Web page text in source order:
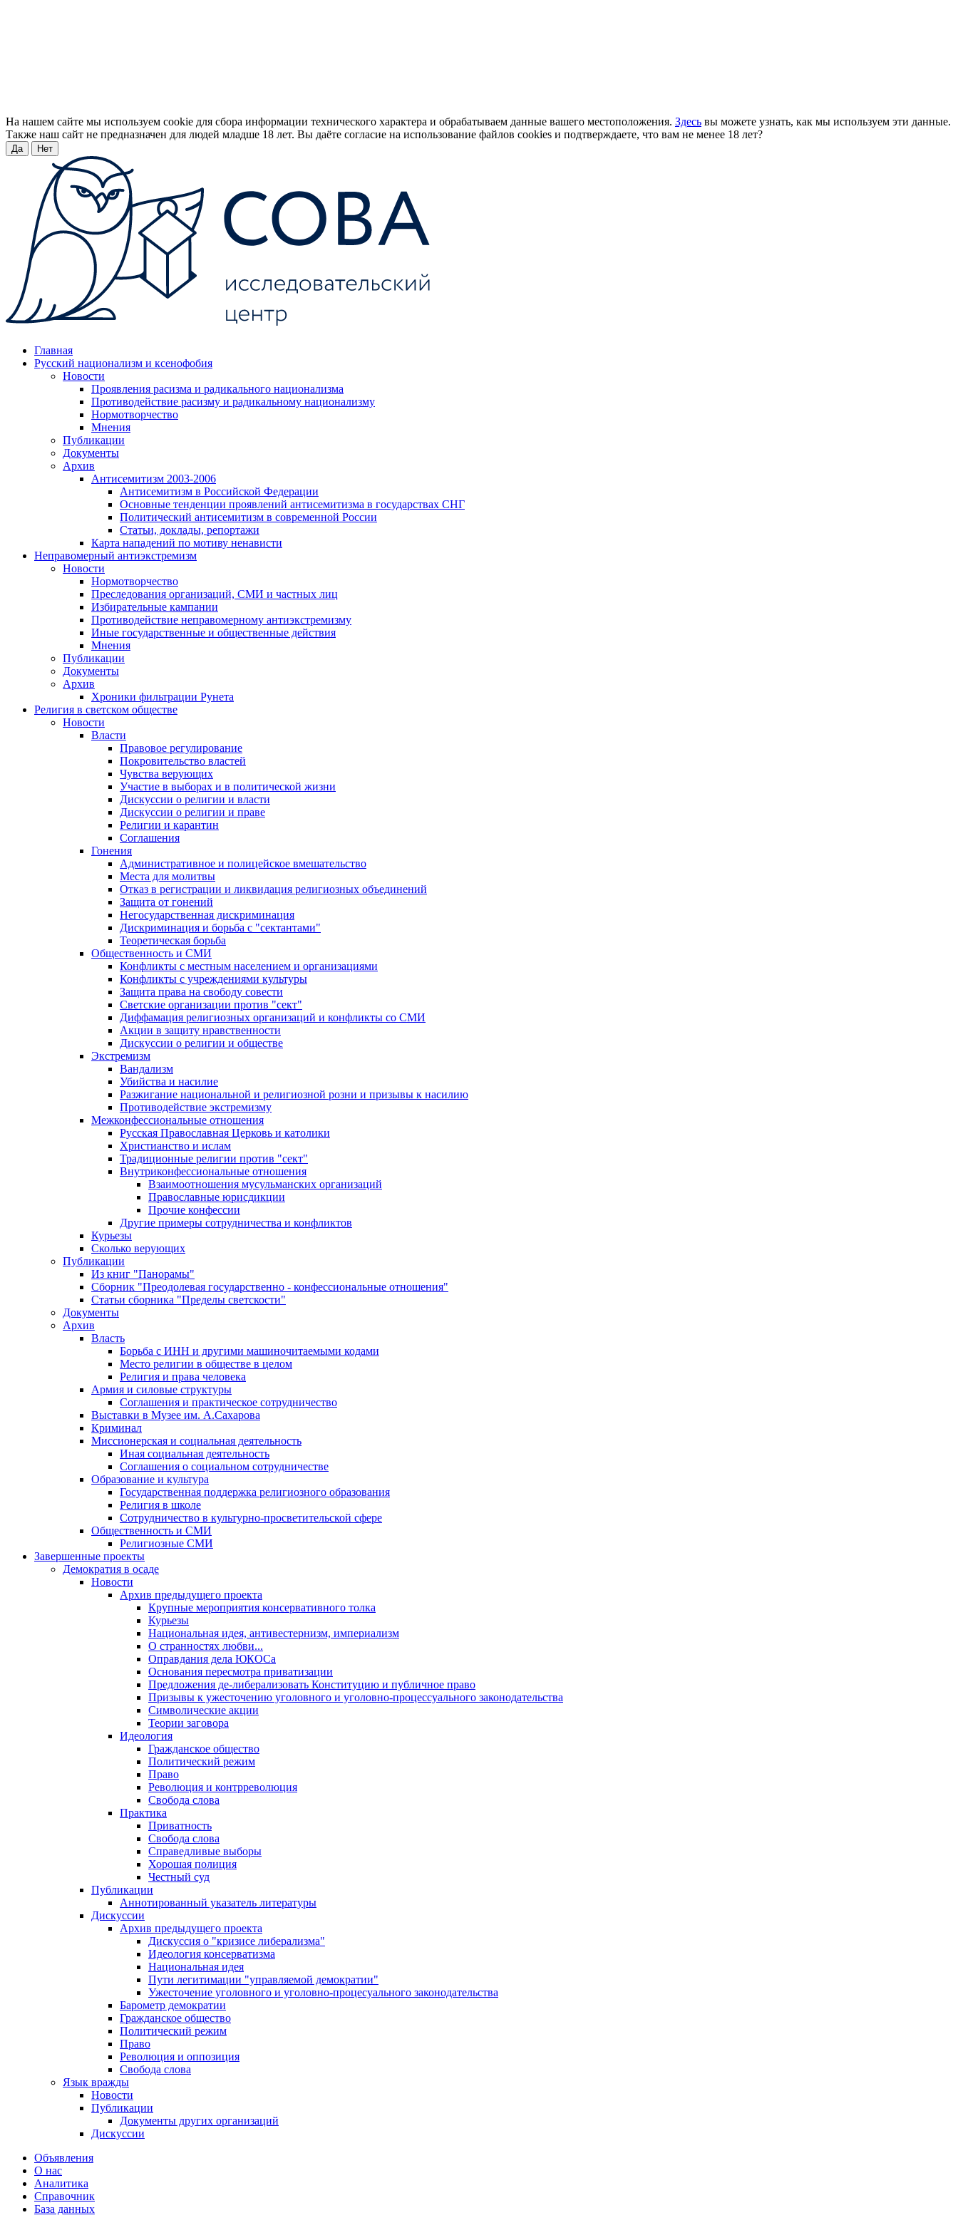
На нашем сайте мы используем cookie для сбора информации технического характера и обрабатываем данные вашего местоположения. Здесь вы можете узнать, как мы используем эти данные.
Также наш сайт не предназначен для людей младше 18 лет. Вы даёте согласие на использование файлов cookies и подтверждаете, что вам не менее 18 лет?
Да Нет
Главная
Русский национализм и ксенофобия
Новости
Проявления расизма и радикального национализма
Противодействие расизму и радикальному национализму
Нормотворчество
Мнения
Публикации
Документы
Архив
Антисемитизм 2003-2006
Антисемитизм в Российской Федерации
Основные тенденции проявлений антисемитизма в государствах СНГ
Политический антисемитизм в современной России
Статьи, доклады, репортажи
Карта нападений по мотиву ненависти
Неправомерный антиэкстремизм
Новости
Нормотворчество
Преследования организаций, СМИ и частных лиц
Избирательные кампании
Противодействие неправомерному антиэкстремизму
Иные государственные и общественные действия
Мнения
Публикации
Документы
Архив
Хроники фильтрации Рунета
Религия в светском обществе
Новости
Власти
Правовое регулирование
Покровительство властей
Чувства верующих
Участие в выборах и в политической жизни
Дискуссии о религии и власти
Дискуссии о религии и праве
Религии и карантин
Соглашения
Гонения
Административное и полицейское вмешательство
Места для молитвы
Отказ в регистрации и ликвидация религиозных объединений
Защита от гонений
Негосударственная дискриминация
Дискриминация и борьба с "сектантами"
Теоретическая борьба
Общественность и СМИ
Конфликты с местным населением и организациями
Конфликты с учреждениями культуры
Защита права на свободу совести
Светские организации против "сект"
Диффамация религиозных организаций и конфликты со СМИ
Акции в защиту нравственности
Дискуссии о религии и обществе
Экстремизм
Вандализм
Убийства и насилие
Разжигание национальной и религиозной розни и призывы к насилию
Противодействие экстремизму
Межконфессиональные отношения
Русская Православная Церковь и католики
Христианство и ислам
Традиционные религии против "сект"
Внутриконфессиональные отношения
Взаимоотношения мусульманских организаций
Православные юрисдикции
Прочие конфессии
Другие примеры сотрудничества и конфликтов
Курьезы
Сколько верующих
Публикации
Из книг "Панорамы"
Сборник "Преодолевая государственно - конфессиональные отношения"
Статьи сборника "Пределы светскости"
Документы
Архив
Власть
Борьба с ИНН и другими машиночитаемыми кодами
Место религии в обществе в целом
Религия и права человека
Армия и силовые структуры
Соглашения и практическое сотрудничество
Выставки в Музее им. А.Сахарова
Криминал
Миссионерская и социальная деятельность
Иная социальная деятельность
Соглашения о социальном сотрудничестве
Образование и культура
Государственная поддержка религиозного образования
Религия в школе
Сотрудничество в культурно-просветительской сфере
Общественность и СМИ
Религиозные СМИ
Завершенные проекты
Демократия в осаде
Новости
Архив предыдущего проекта
Крупные мероприятия консервативного толка
Курьезы
Национальная идея, антивестернизм, империализм
О странностях любви...
Оправдания дела ЮКОСа
Основания пересмотра приватизации
Предложения де-либерализовать Конституцию и публичное право
Призывы к ужесточению уголовного и уголовно-процессуального законодательства
Символические акции
Теории заговора
Идеология
Гражданское общество
Политический режим
Право
Революция и контрреволюция
Свобода слова
Практика
Приватность
Свобода слова
Справедливые выборы
Хорошая полиция
Честный суд
Публикации
Аннотированный указатель литературы
Дискуссии
Архив предыдущего проекта
Дискуссия о "кризисе либерализма"
Идеология консерватизма
Национальная идея
Пути легитимации "управляемой демократии"
Ужесточение уголовного и уголовно-процесуального законодательства
Барометр демократии
Гражданское общество
Политический режим
Право
Революция и оппозиция
Свобода слова
Язык вражды
Новости
Публикации
Документы других организаций
Дискуссии
Объявления
О нас
Аналитика
Справочник
База данных